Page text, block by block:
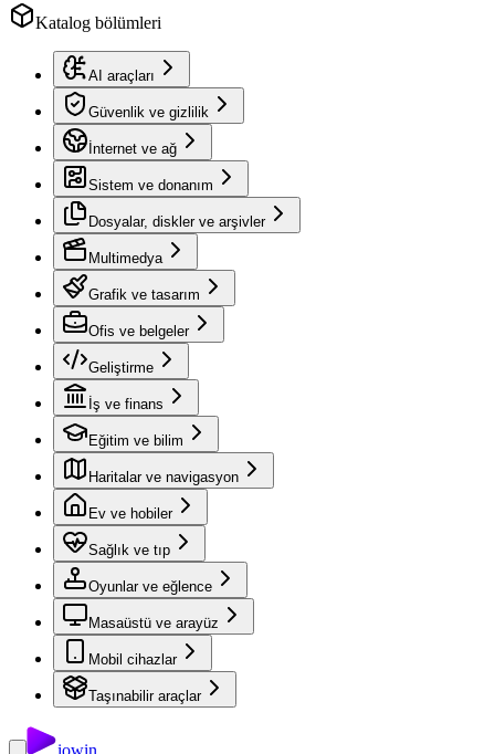
Katalog bölümleri
AI araçları
Güvenlik ve gizlilik
İnternet ve ağ
Sistem ve donanım
Dosyalar, diskler ve arşivler
Multimedya
Grafik ve tasarım
Ofis ve belgeler
Geliştirme
İş ve finans
Eğitim ve bilim
Haritalar ve navigasyon
Ev ve hobiler
Sağlık ve tıp
Oyunlar ve eğlence
Masaüstü ve arayüz
Mobil cihazlar
Taşınabilir araçlar
iowin